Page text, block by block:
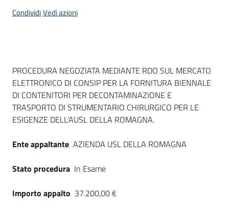
English
site
su
CondividiVedi azioni
Dati del bando
PROCEDURA NEGOZIATA MEDIANTE RDO SUL MERCATO
ELETTRONICO DI CONSIP PER LA FORNITURA BIENNALE
DI CONTENITORI PER DECONTAMINAZIONE E
TRASPORTO DI STRUMENTARIO CHIRURGICO PER LE
ESIGENZE DELL’AUSL DELLA ROMAGNA.
Ente appaltante AZIENDA USL DELLA ROMAGNA
Stato procedura In Esame
Importo appalto 37.200,00 €